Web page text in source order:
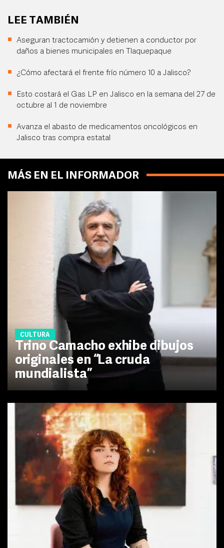
LEE TAMBIÉN
Aseguran tractocamión y detienen a conductor por
daños a bienes municipales en Tlaquepaque
¿Cómo afectará el frente frío número 10 a Jalisco?
Esto costará el Gas LP en Jalisco en la semana del 27 de
octubre al 1 de noviembre
Avanza el abasto de medicamentos oncológicos en
Jalisco tras compra estatal
MÁS EN EL INFORMADOR
CULTURA
Trino Camacho exhibe dibujos
originales en “La cruda
mundialista”